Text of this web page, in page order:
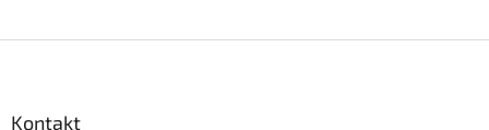
Kontakt